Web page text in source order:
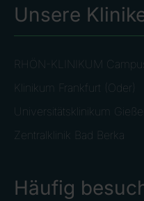
Unsere
RHÖN-KLINIKUM
Klinikum Frankfurt (Oder)
Universitätsklinikum
Zentralklinik Bad Berka
Häufig